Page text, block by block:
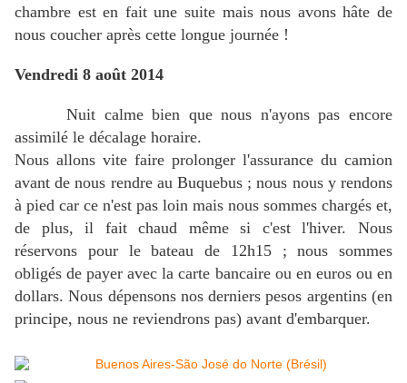
chambre est en fait une suite mais nous avons hâte de
nous coucher après cette longue journée !
Vendredi 8 août 2014
Nuit calme bien que nous n'ayons pas encore
assimilé le décalage horaire.
Nous allons vite faire prolonger l'assurance du camion
avant de nous rendre au Buquebus ; nous nous y rendons
à pied car ce n'est pas loin mais nous sommes chargés et,
de plus, il fait chaud même si c'est l'hiver. Nous
réservons pour le bateau de 12h15 ; nous sommes
obligés de payer avec la carte bancaire ou en euros ou en
dollars. Nous dépensons nos derniers pesos argentins (en
principe, nous ne reviendrons pas) avant d'embarquer.